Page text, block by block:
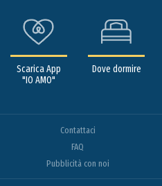
Scarica App
"IO AMO"
Dove dormire
Contattaci
FAQ
Pubblicità con noi